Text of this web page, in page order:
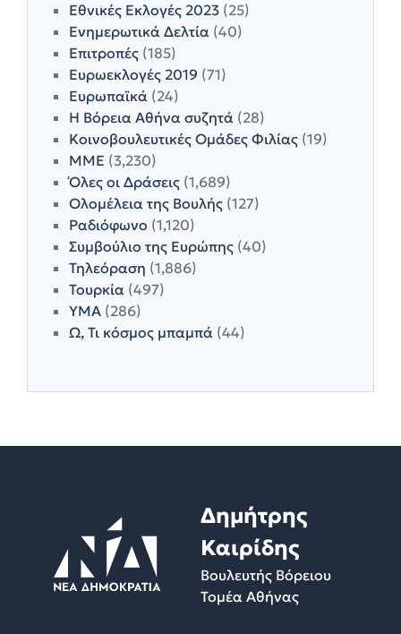
Εθνικές Εκλογές 2023 (25)
Ενημερωτικά Δελτία (40)
Επιτροπές (185)
Ευρωεκλογές 2019 (71)
Ευρωπαϊκά (24)
Η Βόρεια Αθήνα συζητά (28)
Κοινοβουλευτικές Ομάδες Φιλίας (19)
ΜΜΕ (3,230)
Όλες οι Δράσεις (1,689)
Ολομέλεια της Βουλής (127)
Ραδιόφωνο (1,120)
Συμβούλιο της Ευρώπης (40)
Τηλεόραση (1,886)
Τουρκία (497)
ΥΜΑ (286)
Ω, Τι κόσμος μπαμπά (44)
Δημήτρης
Καιρίδης
Βουλευτής Βόρειου
Τομέα Αθήνας